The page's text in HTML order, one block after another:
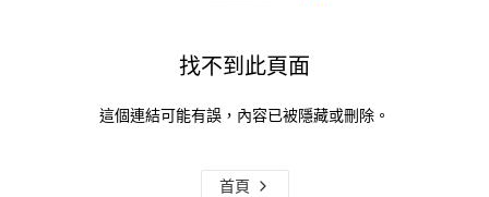
找不到此頁面
這個連結可能有誤，內容已被隱藏或刪除。
首頁